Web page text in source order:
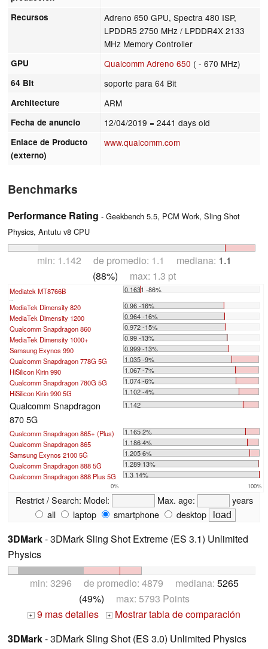
Recursos
Adreno 650 GPU, Spectra 480 ISP,
LPDDR5 2750 MHz / LPDDR4X 2133
MHz Memory Controller
GPU Qualcomm Adreno 650 ( - 670 MHz)
64 Bit soporte para 64 Bit
Architecture ARM
Fecha de anuncio 12/04/2019 = 2441 days old
Enlace de Producto
(externo)
www.qualcomm.com
Benchmarks
Performance Rating - Geekbench 5.5, PCM Work, Sling Shot
Physics, Antutu v8 CPU
min: 1.142 de promedio: 1.1 mediana: 1.1
(88%) max: 1.3 pt
Mediatek MT8766B 0.1631 -86%
MediaTek Dimensity 820
0.96 -16%
MediaTek Dimensity 1200
0.964 -16%
Qualcomm Snapdragon 860
0.972 -15%
MediaTek Dimensity 1000+
0.99 -13%
Samsung Exynos 990
0.999 -13%
Qualcomm Snapdragon 778G 5G
1.035 -9%
HiSilicon Kirin 990
1.067 -7%
Qualcomm Snapdragon 780G 5G
1.074 -6%
HiSilicon Kirin 990 5G
1.102 -4%
Qualcomm Snapdragon
870 5G
1.142
Qualcomm Snapdragon 865+ (Plus)
1.165 2%
Qualcomm Snapdragon 865
1.186 4%
Samsung Exynos 2100 5G
1.205 6%
Qualcomm Snapdragon 888 5G
1.289 13%
Qualcomm Snapdragon 888 Plus 5G
1.3 14%
0% 100%
Restrict / Search: Model: Max. age:
years
all
laptop smartphone desktop
3DMark- 3DMark Sling Shot Extreme (ES 3.1) Unlimited
Physics
min: 3296 de promedio: 4879 mediana: 5265
(49%) max: 5793 Points
+ 9 mas detalles +
Mostrar tabla de comparación
3DMark- 3DMark Sling Shot (ES 3.0) Unlimited Physics